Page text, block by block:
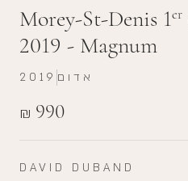
Morey-St-Denis 1er
2019 - Magnum
₪ 990
2019 אדום
DAVID DUBAND